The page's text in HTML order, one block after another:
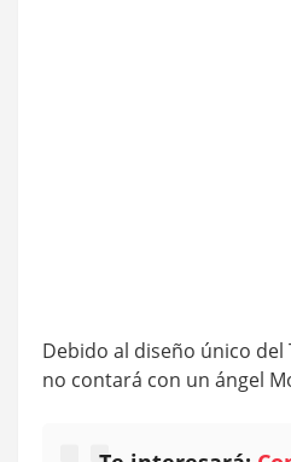
Debido al diseño único del
no contará con un ángel